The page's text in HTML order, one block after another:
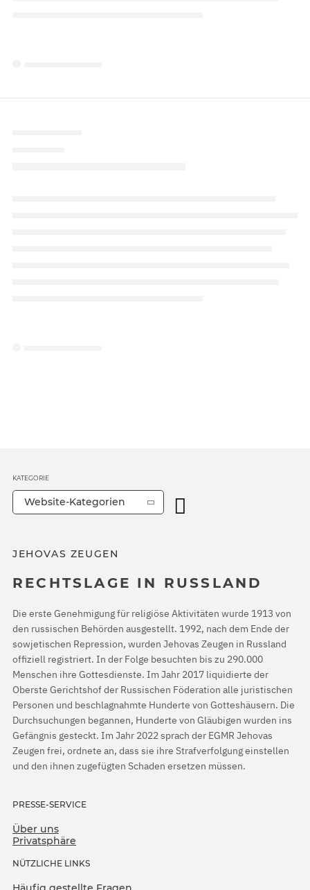
JEHOVAS ZEUGEN
RECHTSLAGE IN RUSSLAND
Die erste Genehmigung für religiöse Aktivitäten wurde 1913 von
den russischen Behörden ausgestellt. 1992, nach dem Ende der
sowjetischen Repression, wurden Jehovas Zeugen in Russland
offiziell registriert. In der Folge besuchten bis zu 290.000
Menschen ihre Gottesdienste. Im Jahr 2017 liquidierte der
Oberste Gerichtshof der Russischen Föderation alle juristischen
Personen und beschlagnahmte Hunderte von Gotteshäusern. Die
Durchsuchungen begannen, Hunderte von Gläubigen wurden ins
Gefängnis gesteckt. Im Jahr 2022 sprach der EGMR Jehovas
Zeugen frei, ordnete an, dass sie ihre Strafverfolgung einstellen
und den ihnen zugefügten Schaden ersetzen müssen.
PRESSE-SERVICE
Über uns
Privatsphäre
NÜTZLICHE LINKS
KATEGORIE
Website-Kategorien